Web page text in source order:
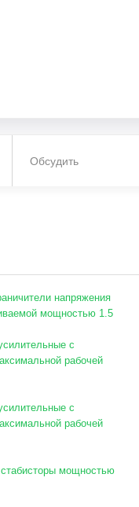
Обсудить
напряжения
мощностью 1.5
с
рабочей
с
рабочей
мощностью